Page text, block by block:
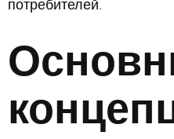
потребителей.